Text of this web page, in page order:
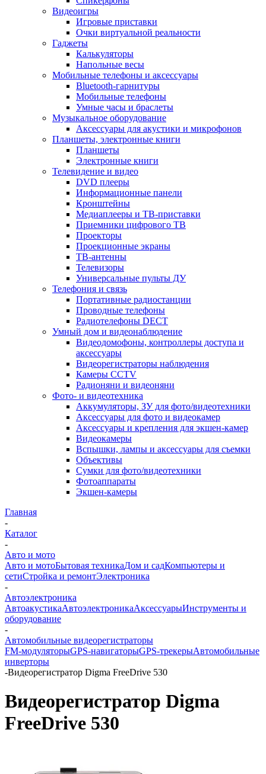
Видеоигры
Игровые приставки
Очки виртуальной реальности
Гаджеты
Калькуляторы
Напольные весы
Мобильные телефоны и аксессуары
Bluetooth-гарнитуры
Мобильные телефоны
Умные часы и браслеты
Музыкальное оборудование
Аксессуары для акустики и микрофонов
Планшеты, электронные книги
Планшеты
Электронные книги
Телевидение и видео
DVD плееры
Информационные панели
Кронштейны
Медиаплееры и ТВ-приставки
Приемники цифрового ТВ
Проекторы
Проекционные экраны
ТВ-антенны
Телевизоры
Универсальные пульты ДУ
Телефония и связь
Портативные радиостанции
Проводные телефоны
Радиотелефоны DECT
Умный дом и видеонаблюдение
Видеодомофоны, контроллеры доступа и
аксессуары
Видеорегистраторы наблюдения
Камеры CCTV
Радионяни и видеоняни
Фото- и видеотехника
Аккумуляторы, ЗУ для фото/видеотехники
Аксессуары для фото и видеокамер
Аксессуары и крепления для экшен-камер
Видеокамеры
Вспышки, лампы и аксессуары для съемки
Объективы
Сумки для фото/видеотехники
Фотоаппараты
Экшен-камеры
Главная
-
Каталог
-
Авто и мото
Авто и мотоБытовая техникаДом и садКомпьютеры и
сетиСтройка и ремонтЭлектроника
-
Автоэлектроника
АвтоакустикаАвтоэлектроникаАксессуарыИнструменты и
оборудование
-
Автомобильные видеорегистраторы
FM-модуляторыGPS-навигаторыGPS-трекерыАвтомобильные
инверторы
-Видеорегистратор Digma FreeDrive 530
Видеорегистратор Digma
FreeDrive 530